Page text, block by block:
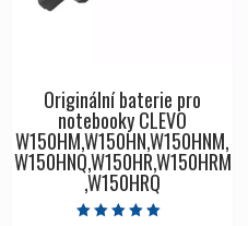
Originální baterie pro
notebooky CLEVO
W150HM,W150HN,W150HNM,
W150HNQ,W150HR,W150HRM
,W150HRQ